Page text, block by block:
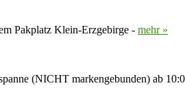
Pakplatz Klein-Erzgebirge - mehr »
(NICHT markengebunden) ab